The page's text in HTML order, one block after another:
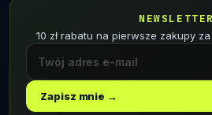
NEWSLETTER
10 zł rabatu na pierwsze zakupy
Zapisz mnie →